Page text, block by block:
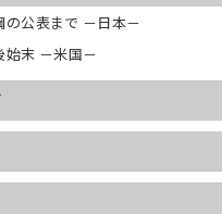
の公表まで －日本－
末 －米国－